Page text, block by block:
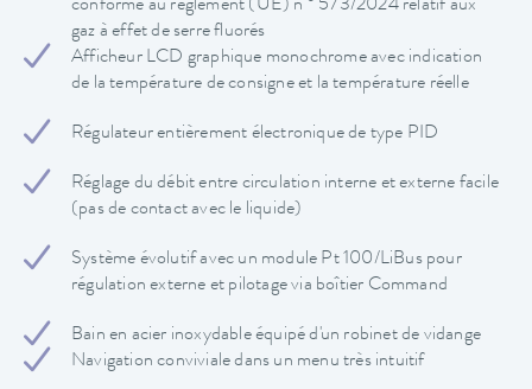
conforme au règlement (UE) n ° 573/2024 relatif aux
gaz à effet de serre fluorés
Afficheur LCD graphique monochrome avec indication
de la température de consigne et la température réelle
Régulateur entièrement électronique de type PID
Réglage du débit entre circulation interne et externe facile
(pas de contact avec le liquide)
Système évolutif avec un module Pt 100/LiBus pour
régulation externe et pilotage via boîtier Command
Bain en acier inoxydable équipé d'un robinet de vidange
Navigation conviviale dans un menu très intuitif